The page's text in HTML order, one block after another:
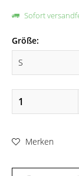
Sofort
Größe:
Merken